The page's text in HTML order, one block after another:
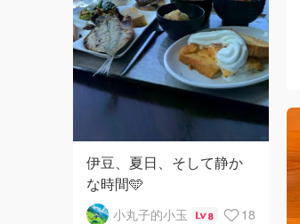
伊豆、夏日、そして静か
な時間🩵
小丸子的小玉 8 18